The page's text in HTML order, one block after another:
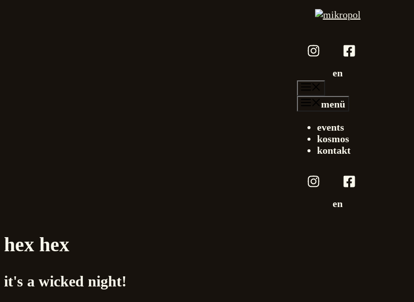
en
menü
events
kosmos
kontakt
en
hex hex
it's a wicked night!